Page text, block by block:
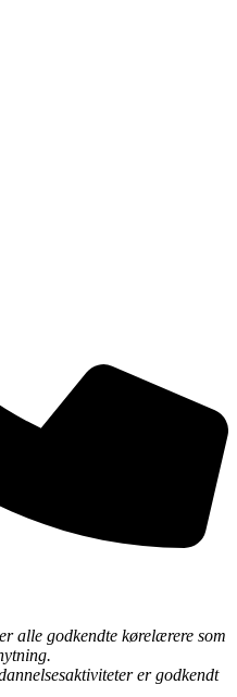
alle godkendte kørelærere som
er godkendt